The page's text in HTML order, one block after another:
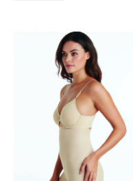
Αυτό
το
προϊόν
έχει
πολλαπλές
παραλλαγές.
Οι
επιλογές
μπορούν
να